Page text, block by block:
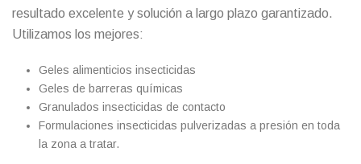
resultado excelente y solución a largo plazo garantizado.
Utilizamos los mejores:
Geles alimenticios insecticidas
Geles de barreras químicas
Granulados insecticidas de contacto
Formulaciones insecticidas pulverizadas a presión en toda
la zona a tratar.